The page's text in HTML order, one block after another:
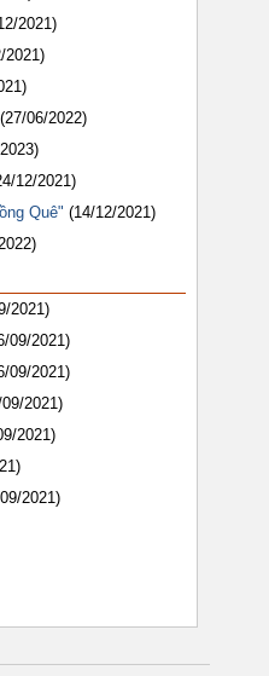
2021)
2021)
(27/06/2022)
12/2021)
Quê" (14/12/2021)
2021)
09/2021)
09/2021)
2021)
2021)
2021)